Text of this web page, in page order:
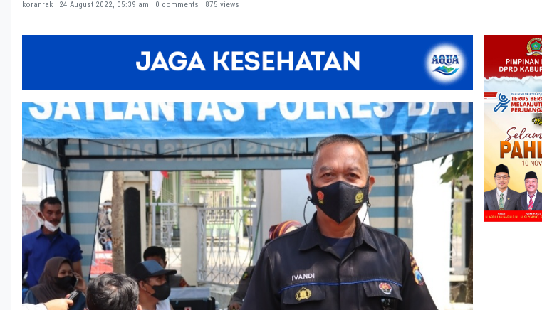
koranrak | 24 August 2022, 05:39 am | 0 comments | 875 views